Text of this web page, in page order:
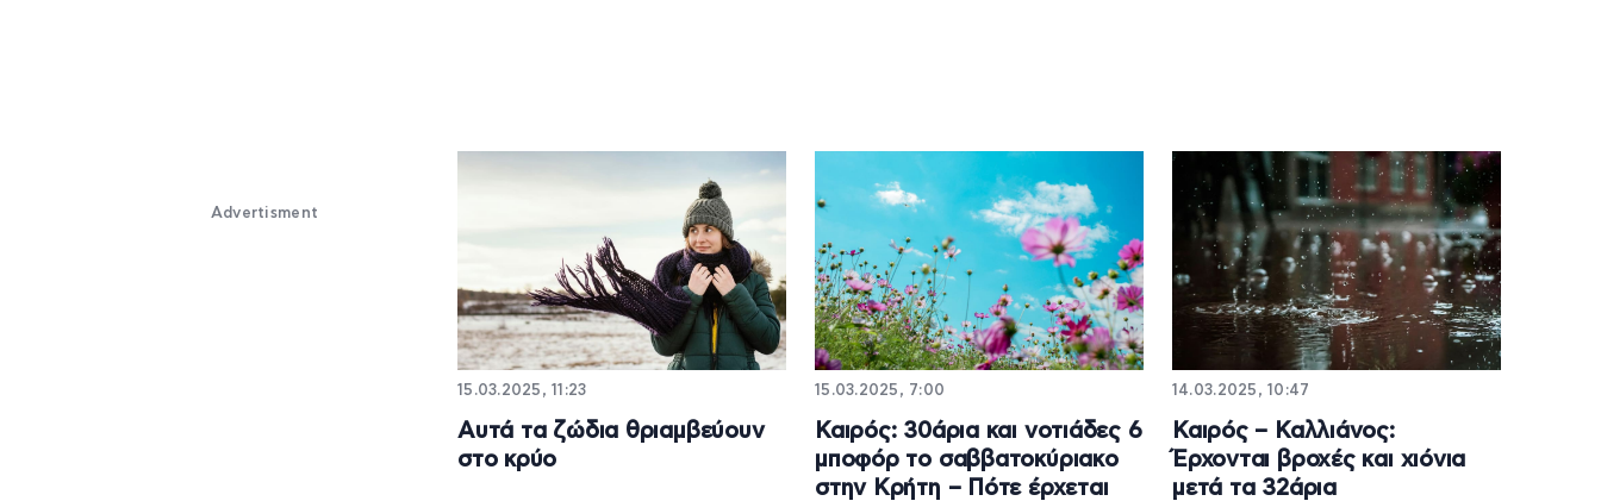
Advertisment
15.03.2025, 11:23
Αυτά τα ζώδια θριαμβεύουν
στο κρύο
15.03.2025, 7:00
Καιρός: 30άρια και νοτιάδες 6
μποφόρ το σαββατοκύριακο
στην Κρήτη – Πότε έρχεται
14.03.2025, 10:47
Καιρός – Καλλιάνος:
Έρχονται βροχές και χιόνια
μετά τα 32άρια